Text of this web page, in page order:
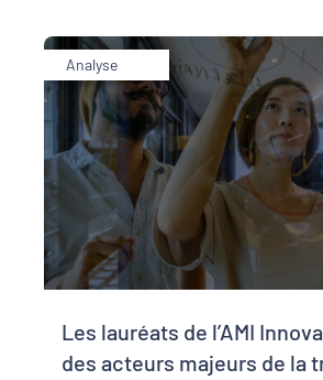
Analyse
Les lauréats de l’AMI
des acteurs majeurs de la